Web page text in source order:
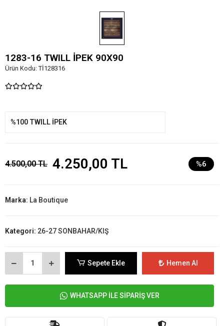
1283-16 TWILL İPEK 90X90
Ürün Kodu:Tİ128316
%100 TWILL İPEK
4.500,00 TL 4.250,00 TL %6
Marka: La Boutique
Kategori: 26-27 SONBAHAR/KIŞ
Sepete Ekle Hemen Al
WHATSAPP İLE SİPARİŞ VER